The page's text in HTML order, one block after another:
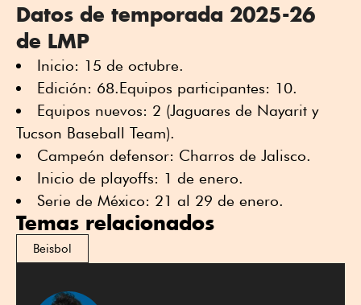
Datos de temporada 2025-26
de LMP
Inicio: 15 de octubre.
Edición: 68.Equipos participantes: 10.
Equipos nuevos: 2 (Jaguares de Nayarit y
Tucson Baseball Team).
Campeón defensor: Charros de Jalisco.
Inicio de playoffs: 1 de enero.
Serie de México: 21 al 29 de enero.
Temas relacionados
Beisbol